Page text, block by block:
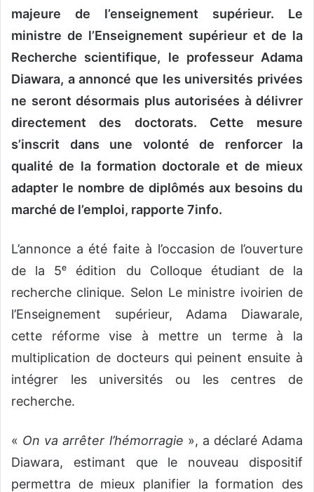
majeure de l’enseignement supérieur. Le
ministre de l’Enseignement supérieur et de la
Recherche scientifique, le professeur Adama
Diawara, a annoncé que les universités privées
ne seront désormais plus autorisées à délivrer
directement des doctorats. Cette mesure
s’inscrit dans une volonté de renforcer la
qualité de la formation doctorale et de mieux
adapter le nombre de diplômés aux besoins du
marché de l’emploi, rapporte 7info.
L’annonce a été faite à l’occasion de l’ouverture
de la 5ᵉ édition du Colloque étudiant de la
recherche clinique. Selon Le ministre ivoirien de
l’Enseignement supérieur, Adama Diawarale,
cette réforme vise à mettre un terme à la
multiplication de docteurs qui peinent ensuite à
intégrer les universités ou les centres de
recherche.
« On va arrêter l’hémorragie », a déclaré Adama
Diawara, estimant que le nouveau dispositif
permettra de mieux planifier la formation des